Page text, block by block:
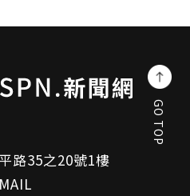
路35之20號1樓
GO TOP